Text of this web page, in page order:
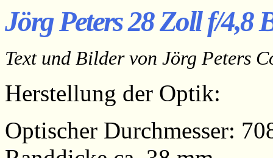
Jörg Peters 28 Zoll f/4,8
Text und Bilder von Jörg Peters
Herstellung der Optik:
Optischer Durchmesser: